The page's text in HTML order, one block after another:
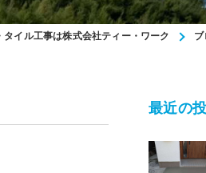
タイル工事は株式会社ティー・ワーク ブ
最近の